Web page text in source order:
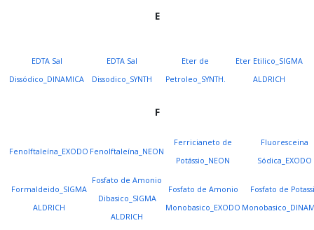
E
EDTA Sal
Dissódico_DINAMICA
EDTA Sal
Dissodico_SYNTH
Eter de
Petroleo_SYNTH.
Eter Etilico_SIGMA
ALDRICH
F
Fenolftaleína_EXODO Fenolftaleína_NEON
Ferricianeto de
Potássio_NEON
Fluoresceina
Sódica_EXODO
Formaldeido_SIGMA
ALDRICH
Fosfato de Amonio
Dibasico_SIGMA
ALDRICH
Fosfato de Amonio
Monobasico_EXODO
Fosfato de